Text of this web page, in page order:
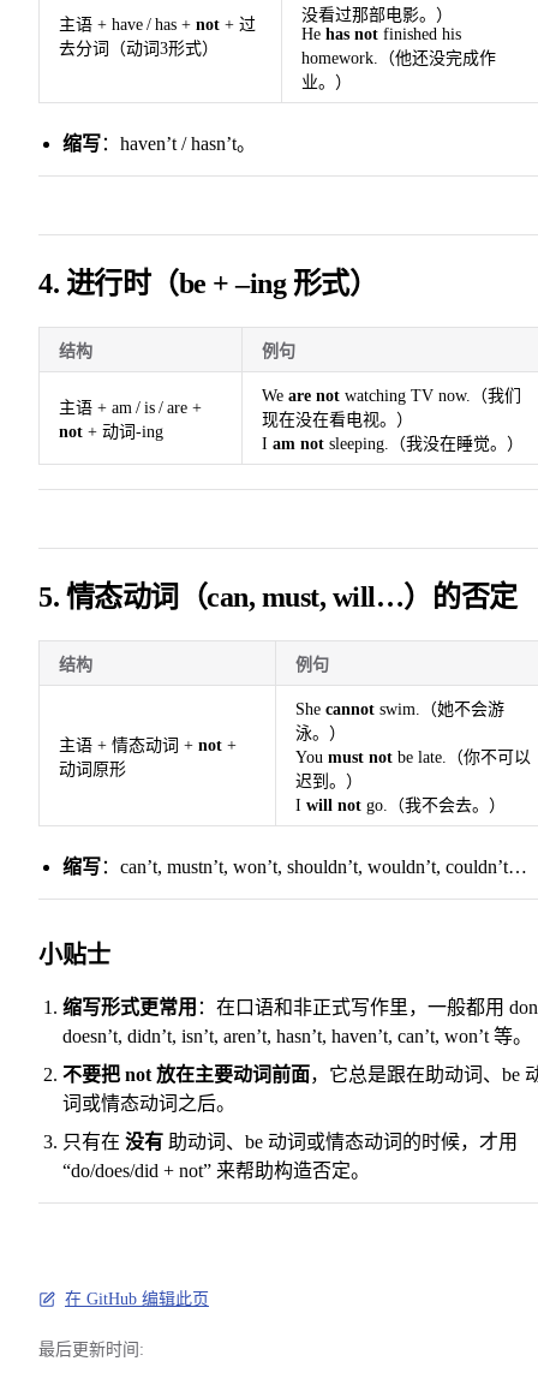
主语 + have / has + not + 过
去分词（动词3形式）
没看过那部电影。）
He has not finished his
homework.（他还没完成作
业。）
缩写：haven’t / hasn’t。
4. 进行时（be + –ing 形式）
结构 例句
主语 + am / is / are +
not + 动词‑ing
We are not watching TV now.（我们
现在没在看电视。）
I am not sleeping.（我没在睡觉。）
5. 情态动词（can, must, will…）的否定
结构 例句
主语 + 情态动词 + not +
动词原形
She cannot swim.（她不会游
泳。）
You must not be late.（你不可以
迟到。）
I will not go.（我不会去。）
缩写：can’t, mustn’t, won’t, shouldn’t, wouldn’t, couldn’t…
小贴士
缩写形式更常用 ：在口语和非正式写作里，一般都用
doesn’t, didn’t, isn’t, aren’t, hasn’t, haven’t, can’t, won’t 等。
不要把 not 放在主要动词前面，它总是跟在助动词、be
词或情态动词之后。
只有在 没有 助动词、be 动词或情态动词的时候，才用
“do/does/did + not” 来帮助构造否定。
在 GitHub 编辑此页
最后更新时间: